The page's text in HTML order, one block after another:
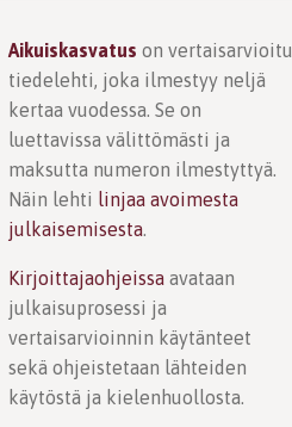
Aikuiskasvatus on vertaisarvioitu
tiedelehti, joka ilmestyy neljä
kertaa vuodessa. Se on
luettavissa välittömästi ja
maksutta numeron ilmestyttyä.
Näin lehti linjaa avoimesta
julkaisemisesta.
Kirjoittajaohjeissa avataan
julkaisuprosessi ja
vertaisarvioinnin käytänteet
sekä ohjeistetaan lähteiden
käytöstä ja kielenhuollosta.